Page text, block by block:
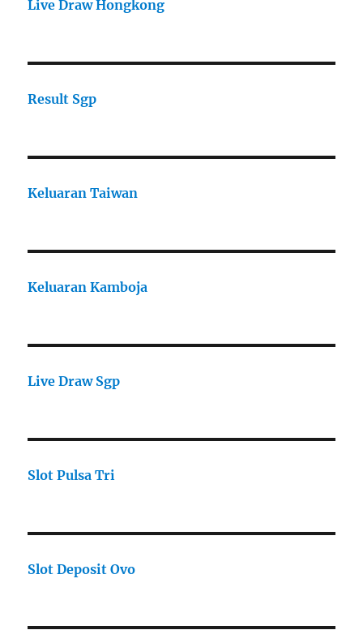
Live Draw Hongkong
Result Sgp
Keluaran Taiwan
Keluaran Kamboja
Live Draw Sgp
Slot Pulsa Tri
Slot Deposit Ovo